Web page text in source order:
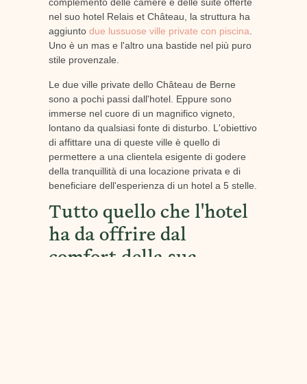
nel suo hotel Relais et Château, la struttura ha
aggiunto due lussuose ville private con piscina
Uno è un mas e l'altro una bastide nel più puro
stile provenzale.
Le due ville private dello Château de Berne
sono a pochi passi dall'hotel. Eppure sono
immerse nel cuore di un magnifico vigneto,
lontano da qualsiasi fonte di disturbo. L'obiettivo
di affittare una di queste ville è quello di
permettere a una clientela esigente di godere
della tranquillità di una locazione privata e di
beneficiare dell'esperienza di un hotel a 5 stelle.
Tutto quello che l'hotel
ha da offrire dal
comfort della sua